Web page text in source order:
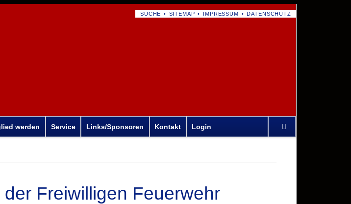
NAVIGATION
SUCHE SITEMAP IMPRESSUM DATENSCHUTZ
überspringen
werden Service Links/Sponsoren Kontakt Login
Freiwilligen Feuerwehr